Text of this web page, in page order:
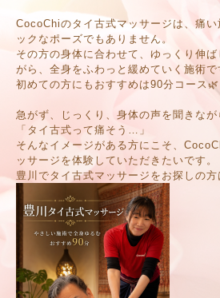
CocoChiのタイ古式マッサージは、痛
ックなポーズでもありません。
その方の身体に合わせて、ゆっくり伸
がら、全身をふわっと緩めていく施術で
初めての方にもおすすめは90分コース🌿
急がず、じっくり、身体の声を聞きなが
「タイ古式って痛そう…」
そんなイメージがある方にこそ、
ッサージを体験していただきたいです。
豊川でタイ古式マッサージをお探しの方